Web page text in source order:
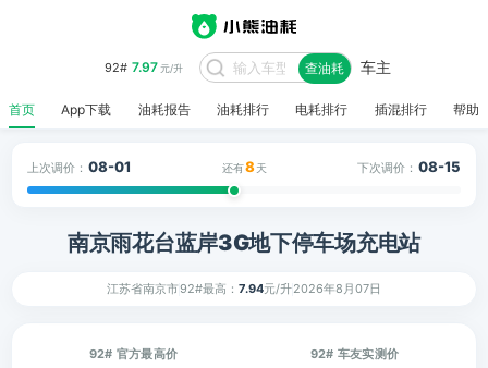
92# 7.97元/升 查油耗 车主
首页 App下载 油耗报告 油耗排行 电耗排行 插混排行 帮助
上次调价： 08-01 还有8 天 下次调价： 08-15
南京雨花台蓝岸3G地下停车场充电站
江苏省南京市92#最高： 7.94元/升2026年8月07日
92# 官方最高价 92# 车友实测价